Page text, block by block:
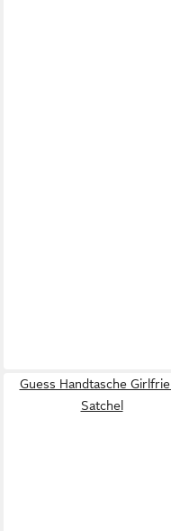
Guess Handtasche
Satchel